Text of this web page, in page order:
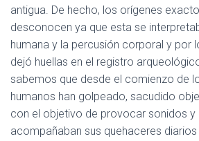
antigua. De hecho, los orígenes
desconocen ya que esta se
humana y la percusión corporal y por
dejó huellas en el registro
sabemos que desde el comienzo de
humanos han golpeado, sacudido
con el objetivo de provocar sonidos y
acompañaban sus quehaceres